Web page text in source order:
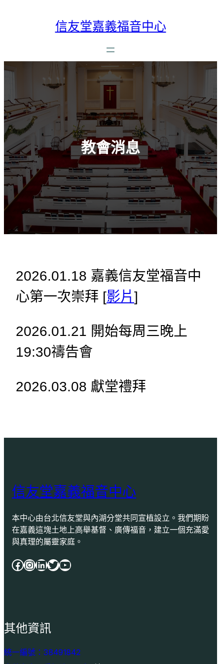
容
信友堂嘉義福音中心
教會消息
2026.01.18 嘉義信友堂福音中
心第一次崇拜 [影片]
2026.01.21 開始每周三晚上
19:30禱告會
2026.03.08 獻堂禮拜
信友堂嘉義福音中心
本中心由台北信友堂與內湖分堂共同宣植設立。我們期盼
在嘉義這塊土地上高舉基督、廣傳福音，建立一個充滿愛
與真理的屬靈家庭。
Facebook InstagramLinkedIn Twitter YouTube
其他資訊
統一編號：38491842